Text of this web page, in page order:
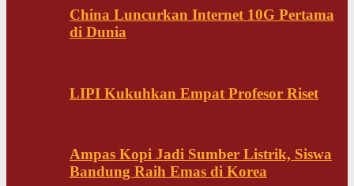
China Luncurkan Internet 10G Pertama
di Dunia
LIPI Kukuhkan Empat Profesor Riset
Ampas Kopi Jadi Sumber Listrik, Siswa
Bandung Raih Emas di Korea